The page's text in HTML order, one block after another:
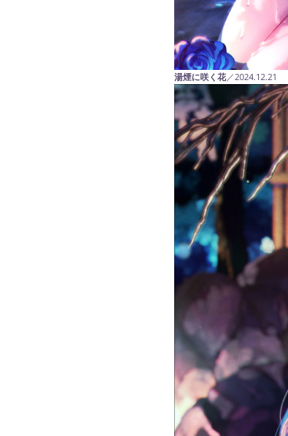
湯煙に咲く花／2024.12.21